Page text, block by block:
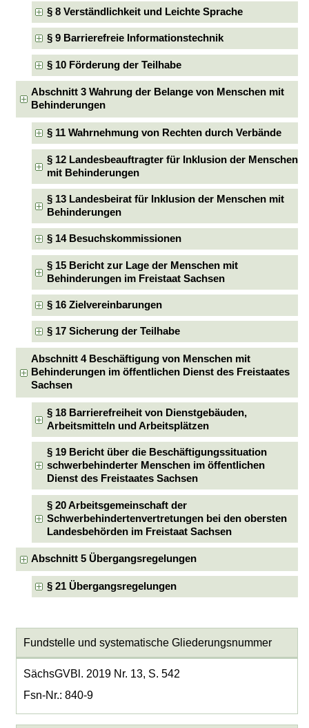
§ 8 Verständlichkeit und Leichte Sprache
§ 9 Barrierefreie Informationstechnik
§ 10 Förderung der Teilhabe
Abschnitt 3 Wahrung der Belange von Menschen mit
Behinderungen
§ 11 Wahrnehmung von Rechten durch Verbände
§ 12 Landesbeauftragter für Inklusion der Menschen
mit Behinderungen
§ 13 Landesbeirat für Inklusion der Menschen mit
Behinderungen
§ 14 Besuchskommissionen
§ 15 Bericht zur Lage der Menschen mit
Behinderungen im Freistaat Sachsen
§ 16 Zielvereinbarungen
§ 17 Sicherung der Teilhabe
Abschnitt 4 Beschäftigung von Menschen mit
Behinderungen im öffentlichen Dienst des Freistaates
Sachsen
§ 18 Barrierefreiheit von Dienstgebäuden,
Arbeitsmitteln und Arbeitsplätzen
§ 19 Bericht über die Beschäftigungssituation
schwerbehinderter Menschen im öffentlichen
Dienst des Freistaates Sachsen
§ 20 Arbeitsgemeinschaft der
Schwerbehindertenvertretungen bei den obersten
Landesbehörden im Freistaat Sachsen
Abschnitt 5 Übergangsregelungen
§ 21 Übergangsregelungen
Fundstelle und systematische Gliederungsnummer
SächsGVBl. 2019 Nr. 13, S. 542
Fsn-Nr.: 840-9